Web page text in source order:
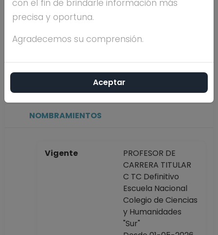
Máximo nivel de
estudios
DOCTORADO
Antigüedad
académica en la
31 años
NOMBRAMIENTOS
Vigente
PROFESOR DE
CARRERA TITULAR
C TC Definitivo
Escuela Nacional
Colegio de Ciencias
y Humanidades
"Sur"
con el fin de brindarle información más
precisa y oportuna.
Agradecemos su comprensión.
Aceptar